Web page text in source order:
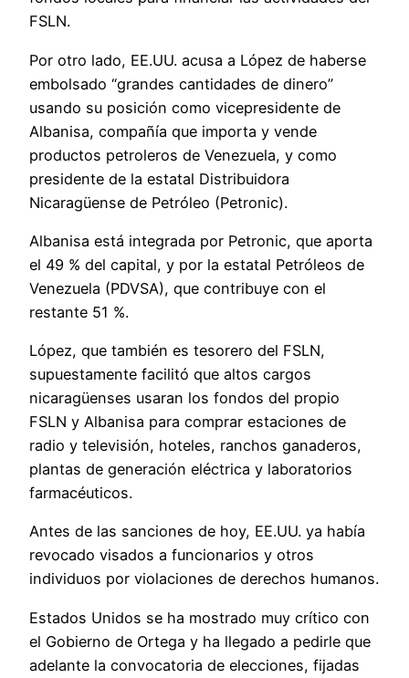
FSLN.
Por otro lado, EE.UU. acusa a López de haberse
embolsado “grandes cantidades de dinero”
usando su posición como vicepresidente de
Albanisa, compañía que importa y vende
productos petroleros de Venezuela, y como
presidente de la estatal Distribuidora
Nicaragüense de Petróleo (Petronic).
Albanisa está integrada por Petronic, que aporta
el 49 % del capital, y por la estatal Petróleos de
Venezuela (PDVSA), que contribuye con el
restante 51 %.
López, que también es tesorero del FSLN,
supuestamente facilitó que altos cargos
nicaragüenses usaran los fondos del propio
FSLN y Albanisa para comprar estaciones de
radio y televisión, hoteles, ranchos ganaderos,
plantas de generación eléctrica y laboratorios
farmacéuticos.
Antes de las sanciones de hoy, EE.UU. ya había
revocado visados a funcionarios y otros
individuos por violaciones de derechos humanos.
Estados Unidos se ha mostrado muy crítico con
el Gobierno de Ortega y ha llegado a pedirle que
adelante la convocatoria de elecciones, fijadas